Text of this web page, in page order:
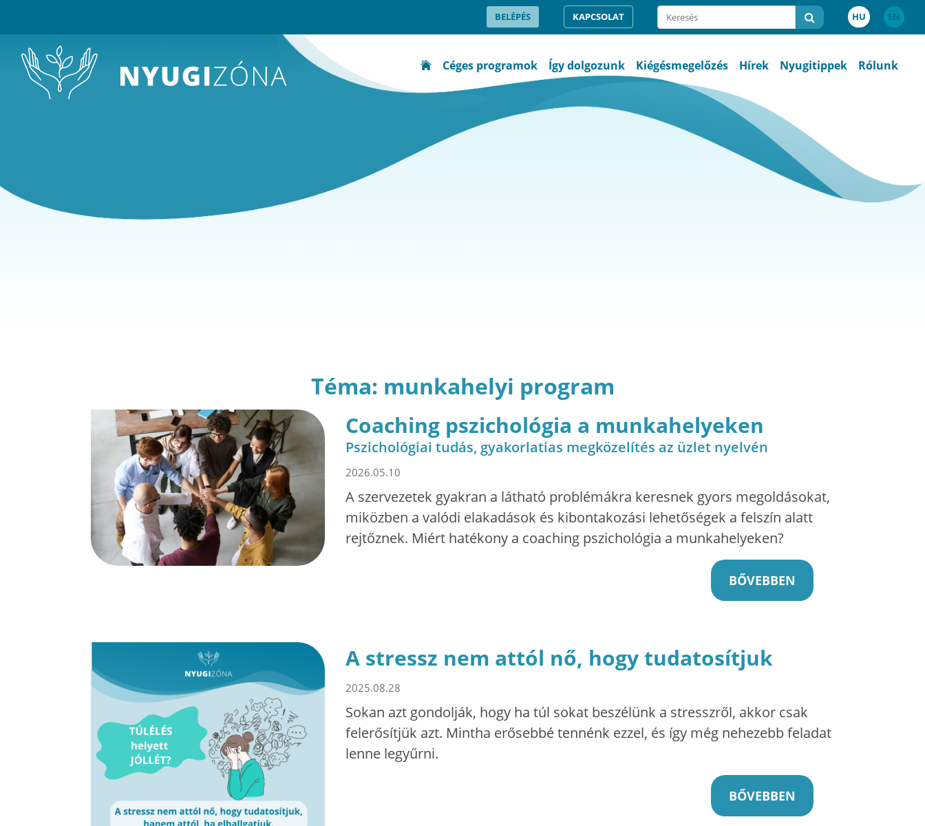
BELÉPÉS KAPCSOLAT HU EN
Céges programok Így dolgozunk Kiégésmegelőzés Hírek Nyugitippek Rólunk
Téma: munkahelyi program
Coaching pszichológia a munkahelyeken
Pszichológiai tudás, gyakorlatias megközelítés az üzlet nyelvén
2026.05.10
A szervezetek gyakran a látható problémákra keresnek gyors megoldásokat,
miközben a valódi elakadások és kibontakozási lehetőségek a felszín alatt
rejtőznek. Miért hatékony a coaching pszichológia a munkahelyeken?
BŐVEBBEN
A stressz nem attól nő, hogy tudatosítjuk
2025.08.28
Sokan azt gondolják, hogy ha túl sokat beszélünk a stresszről, akkor csak
felerősítjük azt. Mintha erősebbé tennénk ezzel, és így még nehezebb feladat
lenne legyűrni.
BŐVEBBEN